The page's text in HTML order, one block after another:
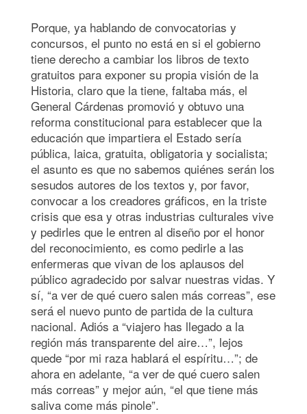
Porque, ya hablando de convocatorias y
concursos, el punto no está en si el gobierno
tiene derecho a cambiar los libros de texto
gratuitos para exponer su propia visión de la
Historia, claro que la tiene, faltaba más, el
General Cárdenas promovió y obtuvo una
reforma constitucional para establecer que la
educación que impartiera el Estado sería
pública, laica, gratuita, obligatoria y socialista;
el asunto es que no sabemos quiénes serán los
sesudos autores de los textos y, por favor,
convocar a los creadores gráficos, en la triste
crisis que esa y otras industrias culturales vive
y pedirles que le entren al diseño por el honor
del reconocimiento, es como pedirle a las
enfermeras que vivan de los aplausos del
público agradecido por salvar nuestras vidas. Y
sí, “a ver de qué cuero salen más correas”, ese
será el nuevo punto de partida de la cultura
nacional. Adiós a “viajero has llegado a la
región más transparente del aire…”, lejos
quede “por mi raza hablará el espíritu…”; de
ahora en adelante, “a ver de qué cuero salen
más correas” y mejor aún, “el que tiene más
saliva come más pinole”.